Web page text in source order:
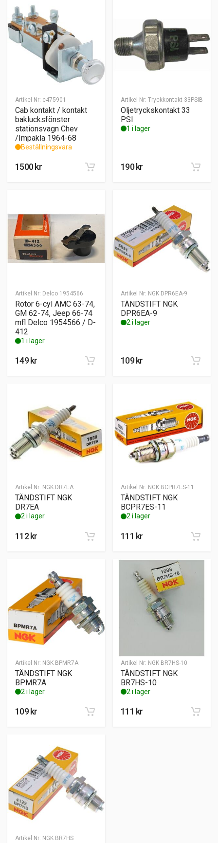
Artikel Nr: c475901
Cab kontakt / kontakt
baklucksfönster
stationsvagn Chev
/Impakla 1964-68
Beställningsvara
1500 kr
Artikel Nr: Tryckkontakt-33PSIB
Oljetryckskontakt 33
PSI
1 i lager
190 kr
Artikel Nr: Delco 1954566
Rotor 6-cyl AMC 63-74,
GM 62-74, Jeep 66-74
mfl Delco 1954566 / D-
412
1 i lager
149 kr
Artikel Nr: NGK DPR6EA-9
TÄNDSTIFT NGK
DPR6EA-9
2 i lager
109 kr
Artikel Nr: NGK DR7EA
TÄNDSTIFT NGK
DR7EA
2 i lager
112kr
Artikel Nr: NGK BCPR7ES-11
TÄNDSTIFT NGK
BCPR7ES-11
2 i lager
111 kr
Artikel Nr: NGK BPMR7A
TÄNDSTIFT NGK
BPMR7A
2 i lager
109kr
Artikel Nr: NGK BR7HS-10
TÄNDSTIFT NGK
BR7HS-10
2 i lager
111 kr
Artikel Nr: NGK BR7HS